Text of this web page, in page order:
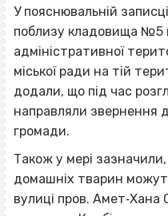
У пояснювальній
поблизу кладовища №5
адміністративної
міської ради на тій
додали, що під час
направляли звернення
громади.
Також у мері
домашніх тварин
вулиці пров.